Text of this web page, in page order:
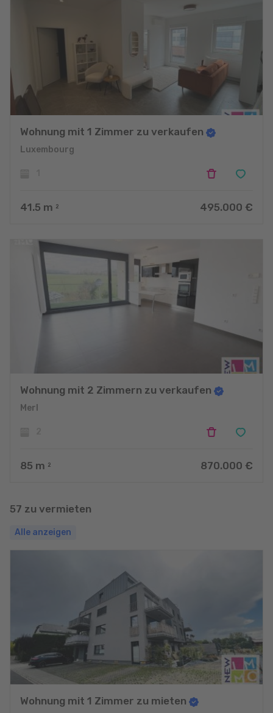
Wohnung mit 1 Zimmer zu verkaufen
Luxembourg
41.5 m 2 495.000 €
Wohnung mit 2 Zimmern zu verkaufen
Merl
85 m 2 870.000 €
57 zu vermieten
Alle anzeigen
Wohnung mit 1 Zimmer zu mieten